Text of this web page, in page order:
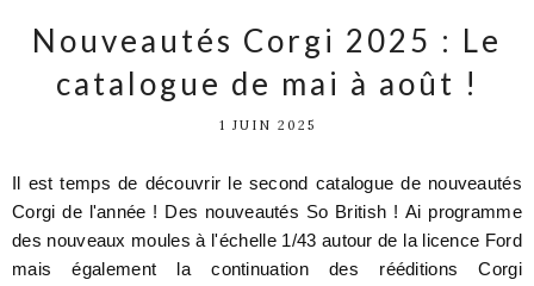
Nouveautés Corgi 2025 : Le
catalogue de mai à août !
1 JUIN 2025
Il est temps de découvrir le second catalogue de nouveautés
Corgi de l'année ! Des nouveautés So British ! Ai programme
des nouveaux moules à l'échelle 1/43 autour de la licence Ford
mais également la continuation des rééditions Corgi